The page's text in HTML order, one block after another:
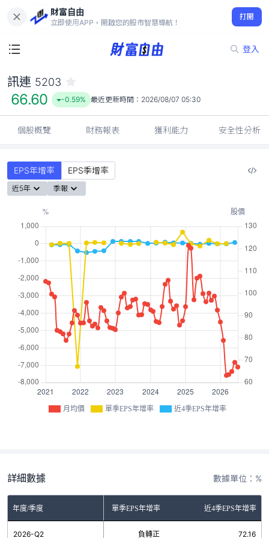
財富自由
立即使用APP，開啟您的股市智慧導航！
打開
登入
66.60
-0.59%
訊連 5203
66.60 -0.59% 最近更新時間： 2026/08/07 05:30
個股概覽 財務報表 獲利能力 安全性分析
EPS年增率 EPS季增率
近5年 季報
月均價 單季EPS年增率 近4季EPS年增率
詳細數據 數據單位：%
年度/季度 單季EPS年增率 近4季EPS年增率
2026-Q2 負轉正 72.16